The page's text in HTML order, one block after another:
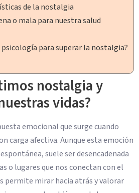
de la nostalgia
o mala para nuestra salud
psicología para superar la nostalgia?
nostalgia y
vidas?
emocional que surge cuando
carga afectiva. Aunque esta emoción
suele ser desencadenada
o lugares que nos conectan con el
permite mirar hacia atrás y valorar